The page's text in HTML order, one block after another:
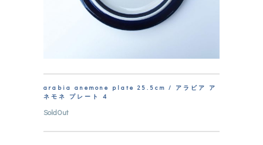
arabia anemone plate 25.5cm / アラビア ア
ネモネ プレート 4
SoldOut